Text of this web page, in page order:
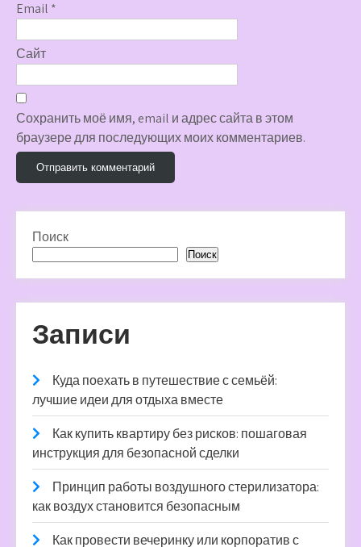
Email *
Сайт
Сохранить моё имя, email и адрес сайта в этом
браузере для последующих моих комментариев.
Поиск
Поиск
Записи
Куда поехать в путешествие с семьёй:
лучшие идеи для отдыха вместе
Как купить квартиру без рисков: пошаговая
инструкция для безопасной сделки
Принцип работы воздушного стерилизатора:
как воздух становится безопасным
Как провести вечеринку или корпоратив с